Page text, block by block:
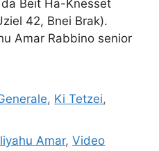
Beit Ha-Knesset
42, Bnei Brak).
Amar Rabbino senior
, Ki Tetzei,
Amar,Video